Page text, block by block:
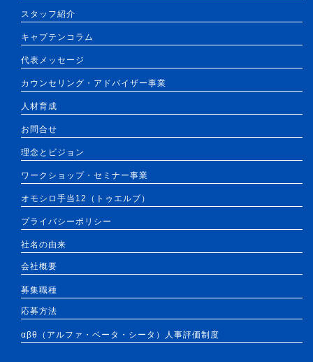
スタッフ紹介
キャプテンコラム
代表メッセージ
カウンセリング・アドバイザー事業
人材育成
お問合せ
理念とビジョン
ワークショップ・セミナー事業
オモシロ手当12（トゥエルブ）
プライバシーポリシー
社名の由来
会社概要
募集職種
応募方法
αβθ（アルファ・ベータ・シータ）人事評価制度